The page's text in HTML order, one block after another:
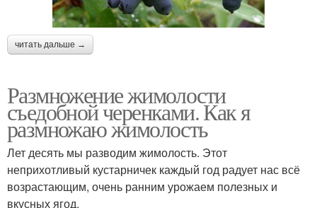
читать дальше →
Размножение жимолости
съедобной черенками. Как я
размножаю жимолость
Лет десять мы разводим жимолость. Этот
неприхотливый кустарничек каждый год радует нас всё
возрастающим, очень ранним урожаем полезных и
вкусных ягод.